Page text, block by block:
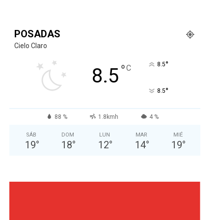
POSADAS
Cielo Claro
8.5°C 8.5°
8.5°
88 % 1.8kmh 4 %
SÁB
19°
DOM
18°
LUN
12°
MAR
14°
MIÉ
19°